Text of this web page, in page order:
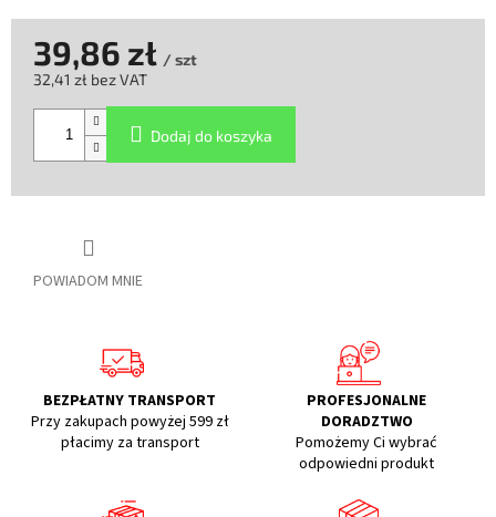
POWIADOM MNIE
39,86 zł / szt
32,41 zł bez VAT
jednostkowa:
Dodaj do koszyka
BEZPŁATNY TRANSPORT
Przy zakupach powyżej 599 zł
płacimy za transport
PROFESJONALNE
DORADZTWO
Pomożemy Ci wybrać
odpowiedni produkt